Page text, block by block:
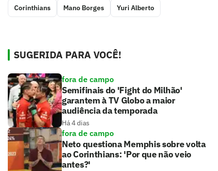
Corinthians Mano Borges Yuri Alberto
SUGERIDA PARA VOCÊ!
fora de campo
Semifinais do 'Fight do Milhão'
garantem à TV Globo a maior
audiência da temporada
Há 4 dias
fora de campo
Neto questiona Memphis sobre volta
ao Corinthians: 'Por que não veio
antes?'